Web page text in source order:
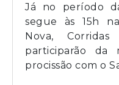
Já no período
segue às 15h
Nova,
participarão da
procissão com o